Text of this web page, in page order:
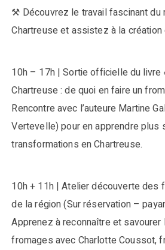
⚒ Découvrez le travail fascinant du
Chartreuse et assistez à la création
10h – 17h | Sortie officielle du livre
Chartreuse : de quoi en faire un
Rencontre avec l’auteure Martine
Vertevelle) pour en apprendre plus
transformations en Chartreuse.
10h + 11h | Atelier découverte des
de la région (Sur réservation –
Apprenez à reconnaître et
fromages avec Charlotte Coussot,